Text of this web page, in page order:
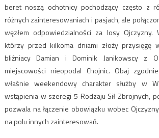
beret noszą ochotnicy pochodzący często z
różnych zainteresowaniach i pasjach, ale
węzłem odpowiedzialności za losy Ojczyzny.
którzy przed kilkoma dniami złoży przysięgę
bliźniacy Damian i Dominik Janikowscy z
miejscowości nieopodal Chojnic. Obaj
właśnie weekendowy charakter służby w
wstąpienia w szeregi 5 Rodzaju Sił Zbrojnych,
pozwala na łączenie obowiązku wobec
na polu innych zainteresowań.